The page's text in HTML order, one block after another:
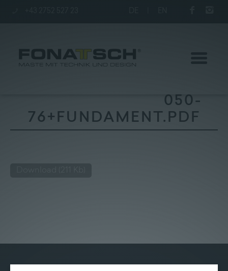
Kontakt | Jobs
050-
76+FUNDAMENT.PDF